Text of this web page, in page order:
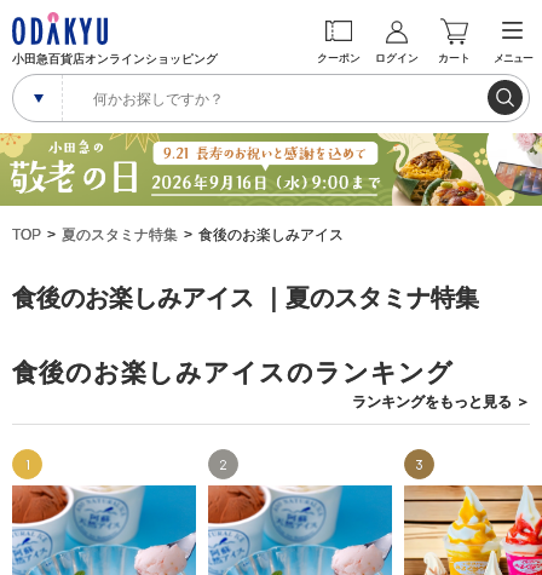
小田急百貨店オンラインショッピング クーポン ログイン カート メニュー
TOP 夏のスタミナ特集 食後のお楽しみアイス
食後のお楽しみアイス ｜夏のスタミナ特集
食後のお楽しみアイスのランキング
ランキングをもっと見る ＞
1 2 3